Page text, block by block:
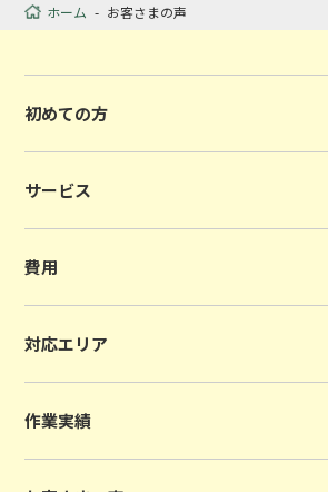
ホーム - お客さまの声
初めての方
サービス
費用
対応エリア
作業実績